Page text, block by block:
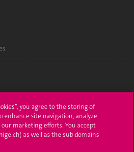
you agree to the storing of
enhance site navigation, analyze
marketing efforts. You accept
as well as the sub domains